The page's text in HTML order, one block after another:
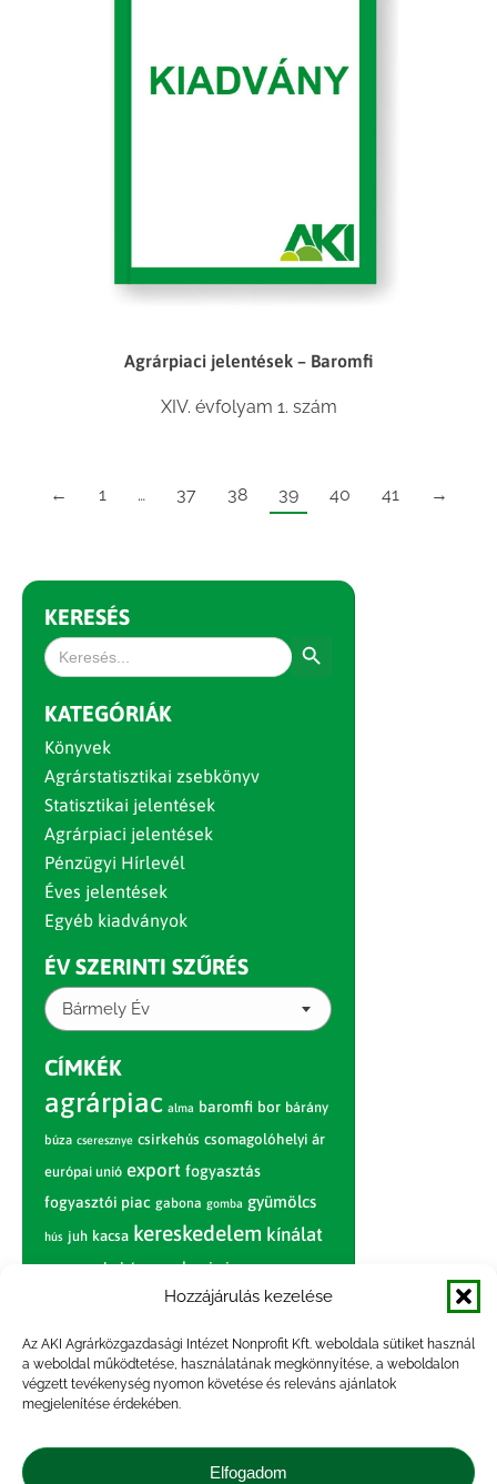
Hozzájárulás kezelése
Az AKI Agrárközgazdasági Intézet Nonprofit Kft. weboldala sütiket használ
a weboldal működtetése, használatának megkönnyítése, a weboldalon
végzett tevékenység nyomon követése és releváns ajánlatok
megjelenítése érdekében.
Elfogadom
Agrárpiaci jelentések – Baromfi
XIV. évfolyam 1. szám
← 1 … 37 38 39 40 41 →
KERESÉS
Search
for:
KATEGÓRIÁK
Könyvek
Agrárstatisztikai zsebkönyv
Statisztikai jelentések
Agrárpiaci jelentések
Pénzügyi Hírlevél
Éves jelentések
Egyéb kiadványok
ÉV SZERINTI SZŰRÉS
Bármely Év
CÍMKÉK
agrárpiac alma baromfi bor bárány
búza cseresznye csirkehús csomagolóhelyi ár
európai unió export fogyasztás
fogyasztói piac gabona gomba gyümölcs
hús juh kacsa kereskedelem kínálat
körte marhahús nagybani piac narancs
nemzetközi árinformációk
paradicsom piac piaci jelentés
pulyka pulykahús sertés sertéshús
szarvasmarha termelés
termelői
zöldség árak